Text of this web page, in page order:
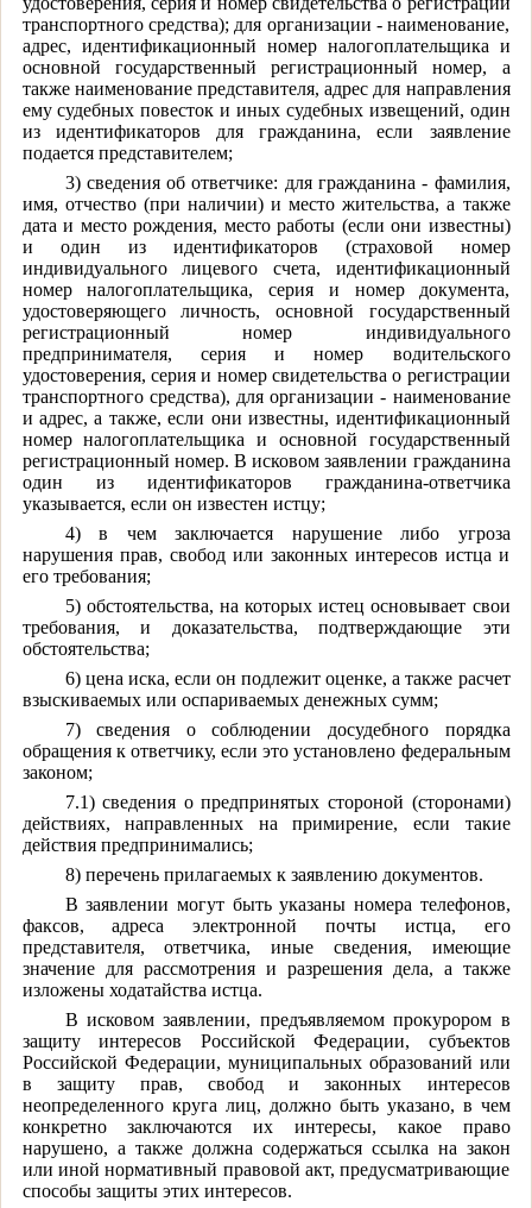
транспортного средства); для организации - наименование,
адрес, идентификационный номер налогоплательщика и
основной государственный регистрационный номер, а
также наименование представителя, адрес для направления
ему судебных повесток и иных судебных извещений, один
из идентификаторов для гражданина, если заявление
подается представителем;
3) сведения об ответчике: для гражданина - фамилия,
имя, отчество (при наличии) и место жительства, а также
дата и место рождения, место работы (если они известны)
и один из идентификаторов (страховой номер
индивидуального лицевого счета, идентификационный
номер налогоплательщика, серия и номер документа,
удостоверяющего личность, основной государственный
регистрационный номер индивидуального
предпринимателя, серия и номер водительского
удостоверения, серия и номер свидетельства о регистрации
транспортного средства), для организации - наименование
и адрес, а также, если они известны, идентификационный
номер налогоплательщика и основной государственный
регистрационный номер. В исковом заявлении гражданина
один из идентификаторов гражданина-ответчика
указывается, если он известен истцу;
4) в чем заключается нарушение либо угроза
нарушения прав, свобод или законных интересов истца и
его требования;
5) обстоятельства, на которых истец основывает свои
требования, и доказательства, подтверждающие эти
обстоятельства;
6) цена иска, если он подлежит оценке, а также расчет
взыскиваемых или оспариваемых денежных сумм;
7) сведения о соблюдении досудебного порядка
обращения к ответчику, если это установлено федеральным
законом;
7.1) сведения о предпринятых стороной (сторонами)
действиях, направленных на примирение, если такие
действия предпринимались;
8) перечень прилагаемых к заявлению документов.
В заявлении могут быть указаны номера телефонов,
факсов, адреса электронной почты истца, его
представителя, ответчика, иные сведения, имеющие
значение для рассмотрения и разрешения дела, а также
изложены ходатайства истца.
В исковом заявлении, предъявляемом прокурором в
защиту интересов Российской Федерации, субъектов
Российской Федерации, муниципальных образований или
в защиту прав, свобод и законных интересов
неопределенного круга лиц, должно быть указано, в чем
конкретно заключаются их интересы, какое право
нарушено, а также должна содержаться ссылка на закон
или иной нормативный правовой акт, предусматривающие
способы защиты этих интересов.